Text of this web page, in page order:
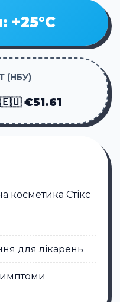
+25°C
(НБУ)
🇪🇺 €51.61
косметика Стікc
для лікарень